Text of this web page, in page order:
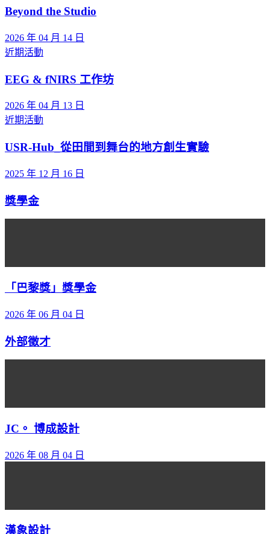
Beyond the Studio
2026 年 04 月 14 日
近期活動
EEG & fNIRS 工作坊
2026 年 04 月 13 日
近期活動
USR-Hub_從田間到舞台的地方創生實驗
2025 年 12 月 16 日
獎學金
「巴黎獎」獎學金
2026 年 06 月 04 日
外部徵才
JC。 博成設計
2026 年 08 月 04 日
漢象設計